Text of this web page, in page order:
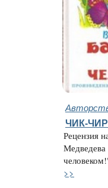
ЧИК-
Рецензия
Медведева
>>